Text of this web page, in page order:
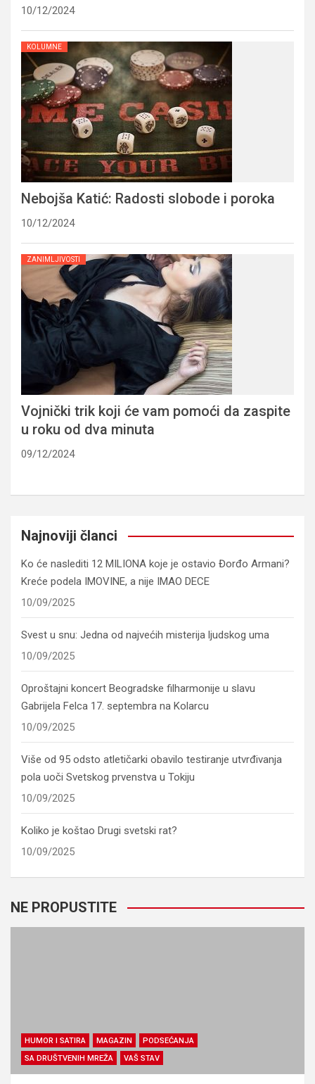
10/12/2024
KOLUMNE
Nebojša Katić: Radosti slobode i poroka
10/12/2024
ZANIMLJIVOSTI
Vojnički trik koji će vam pomoći da zaspite
u roku od dva minuta
09/12/2024
Najnoviji članci
Ko će naslediti 12 MILIONA koje je ostavio Đorđo Armani?
Kreće podela IMOVINE, a nije IMAO DECE
10/09/2025
Svest u snu: Jedna od najvećih misterija ljudskog uma
10/09/2025
Oproštajni koncert Beogradske filharmonije u slavu
Gabrijela Felca 17. septembra na Kolarcu
10/09/2025
Više od 95 odsto atletičarki obavilo testiranje utvrđivanja
pola uoči Svetskog prvenstva u Tokiju
10/09/2025
Koliko je koštao Drugi svetski rat?
10/09/2025
NE PROPUSTITE
HUMOR I SATIRA MAGAZIN
PODSEĆANJA
SA DRUŠTVENIH MREŽA
VAŠ STAV